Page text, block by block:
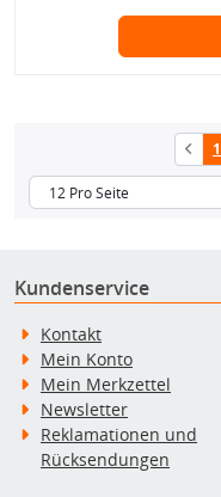
1
Kundenservice
Kontakt
Mein Konto
Mein Merkzettel
Newsletter
Reklamationen und
Rücksendungen